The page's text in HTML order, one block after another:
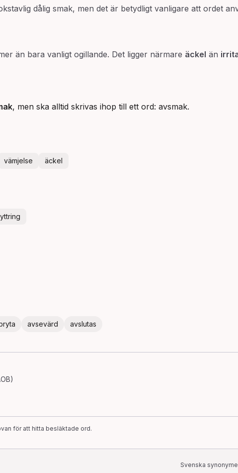
dålig smak, men det är betydligt vanligare att ordet
än bara vanligt ogillande. Det ligger närmare äckel än
, men ska alltid skrivas ihop till ett ord: avsmak.
vämjelse äckel
avsevärd avslutas
för att hitta besläktade ord.
Svenska